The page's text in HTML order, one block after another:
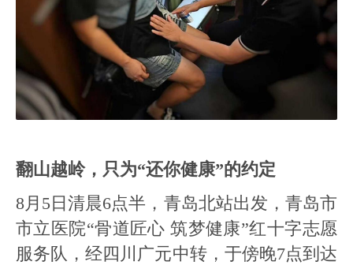
翻山越岭，只为“还你健康”的约定
8月5日清晨6点半，青岛北站出发，青岛市
市立医院“骨道匠心 筑梦健康”红十字志愿
服务队，经四川广元中转，于傍晚7点到达